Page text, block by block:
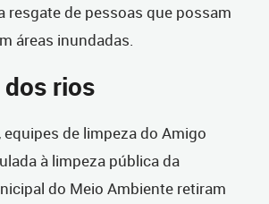
resgate de pessoas que possam
áreas inundadas.
rios
de limpeza do Amigo
à limpeza pública da
do Meio Ambiente retiram